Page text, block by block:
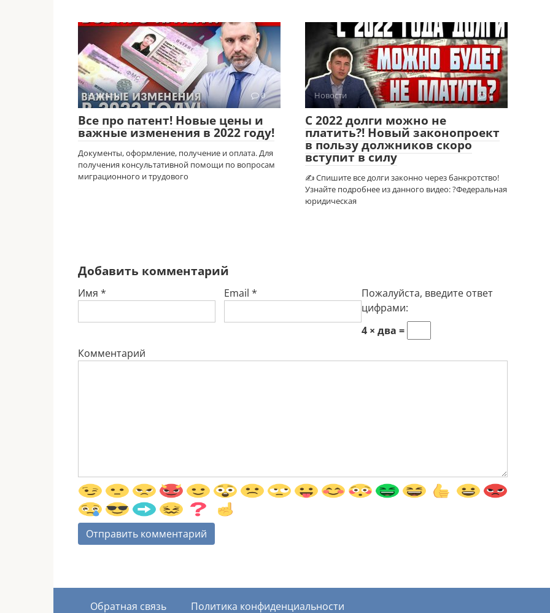
Новости 0
Все про патент! Новые цены и
важные изменения в 2022 году!
Документы, оформление, получение и оплата. Для
получения консультативной помощи по вопросам
миграционного и трудового
Новости 0
С 2022 долги можно не
платить?! Новый законопроект
в пользу должников скоро
вступит в силу
✍ Спишите все долги законно через банкротство!
Узнайте подробнее из данного видео: ?Федеральная
юридическая
Добавить комментарий
Имя * Email *
Пожалуйста, введите ответ
цифрами:
4 × два =
Комментарий
Обратная связь Политика конфиденциальности